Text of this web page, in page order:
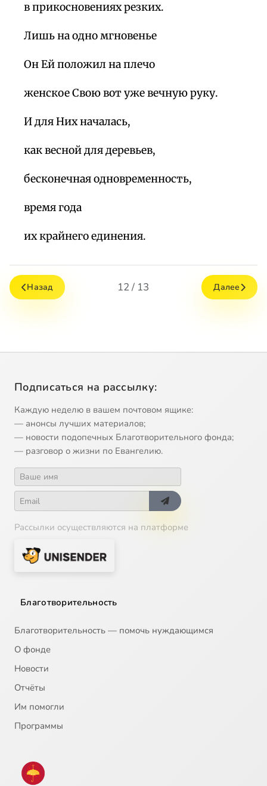
в прикосновениях резких.
Лишь на одно мгновенье
Он Ей положил на плечо
женское Свою вот уже вечную руку.
И для Них началась,
как весной для деревьев,
бесконечная одновременность,
время года
их крайнего единения.
Назад 12 / 13 Далее
Подписаться на рассылку:
Каждую неделю в вашем почтовом ящике:
— анонсы лучших материалов;
— новости подопечных Благотворительного фонда;
— разговор о жизни по Евангелию.
Рассылки осуществляются на платформе
Благотворительность
Благотворительность — помочь нуждающимся
О фонде
Новости
Отчёты
Им помогли
Программы